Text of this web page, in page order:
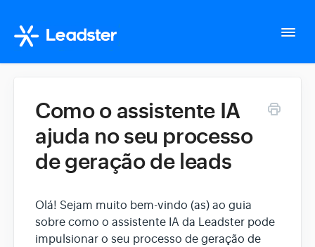
Configurações da conta
Tudo sobre o seu fluxo
Como o assistente IA
ajuda no seu processo
de geração de leads
Olá! Sejam muito bem-vindo (as) ao guia
sobre como o assistente IA da Leadster pode
impulsionar o seu processo de geração de